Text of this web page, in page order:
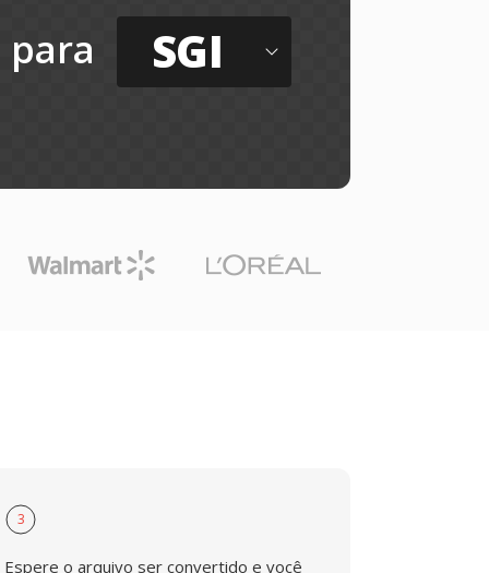
para SGI
3
Espere o arquivo ser convertido e você